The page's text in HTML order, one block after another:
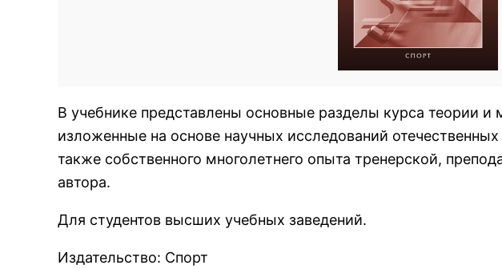
В учебнике представлены основные разделы курса теории и
изложенные на основе научных исследований
также собственного многолетнего опыта тренерской,
автора.
Для студентов высших учебных заведений.
Издательство: Спорт